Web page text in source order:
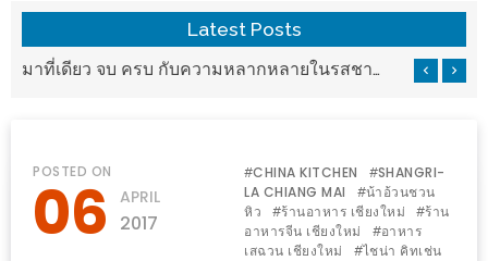
อ้วน
ความ
เป็น
ปัน
นาฯ
เชียงใหม่
เล่น
กัน
Latest Posts
แวะมาชิลยามเย็น กับจุดเช็คอินชมวิวดอยสุเทพสุดฟิน เครื่องดื่มและอาหารครบครันที่ Pool House
POSTED ON
06 APRIL
2017
#CHINA KITCHEN #SHANGRI-
LA CHIANG MAI
#น้าอ้วนชวน
หิว
#ร้านอาหาร เชียงใหม่ #ร้าน
อาหารจีน เชียงใหม่
#อาหาร
เสฉวน เชียงใหม่
#ไชน่า คิทเช่น